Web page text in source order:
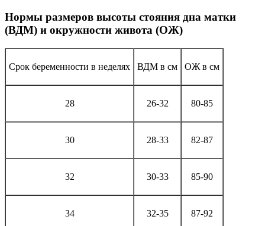
Нормы размеров высоты стояния дна матки
(ВДМ) и окружности живота (ОЖ)
Срок беременности в неделях ВДМ в см ОЖ в см
28 26-32 80-85
30 28-33 82-87
32 30-33 85-90
34 32-35 87-92